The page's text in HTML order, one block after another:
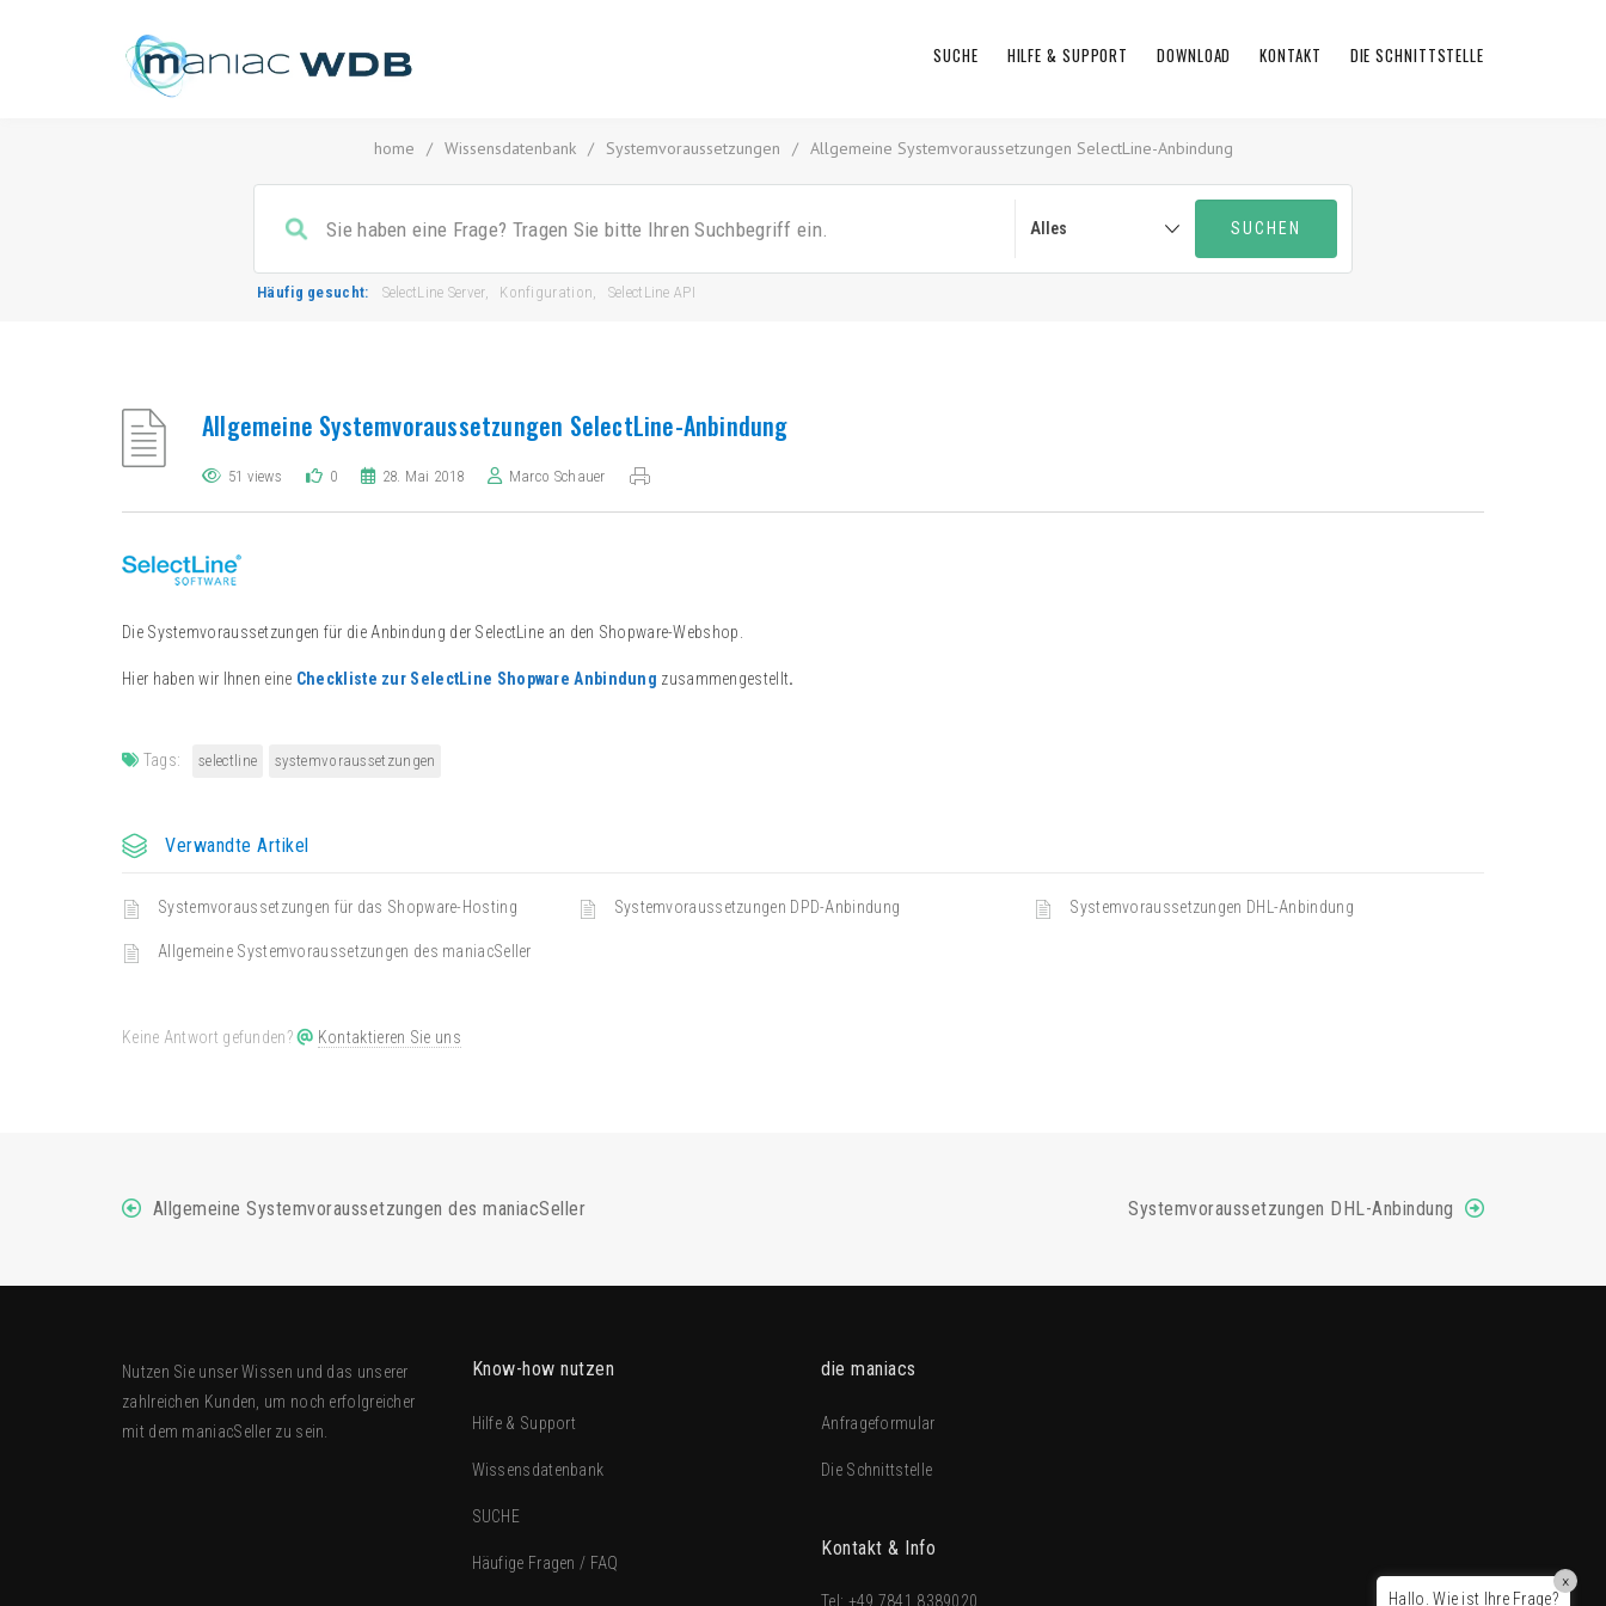
SUCHE HILFE & SUPPORT DOWNLOAD KONTAKT DIE SCHNITTSTELLE
home / Wissensdatenbank / Systemvoraussetzungen / Allgemeine Systemvoraussetzungen SelectLine-Anbindung
Häufig gesucht: SelectLine Server, Konfiguration, SelectLine API
Allgemeine Systemvoraussetzungen SelectLine-Anbindung
51 views 0 28. Mai 2018 Marco Schauer
Die Systemvoraussetzungen für die Anbindung der SelectLine an den Shopware-Webshop.
Hier haben wir Ihnen eine Checkliste zur SelectLine Shopware Anbindung zusammengestellt.
Tags: selectline systemvoraussetzungen
Verwandte Artikel
Systemvoraussetzungen für das Shopware-Hosting Systemvoraussetzungen DPD-Anbindung Systemvoraussetzungen DHL-Anbindung
Allgemeine Systemvoraussetzungen des maniacSeller
Keine Antwort gefunden? Kontaktieren Sie uns
Allgemeine Systemvoraussetzungen des maniacSeller Systemvoraussetzungen DHL-Anbindung
Nutzen Sie unser Wissen und das unserer
zahlreichen Kunden, um noch erfolgreicher
mit dem maniacSeller zu sein.
Know-how nutzen
Hilfe & Support
Wissensdatenbank
SUCHE
Häufige Fragen / FAQ
die maniacs
Anfrageformular
Die Schnittstelle
Kontakt & Info
Tel: +49 7841 8389020 Hallo. Wie ist Ihre Frage?
×